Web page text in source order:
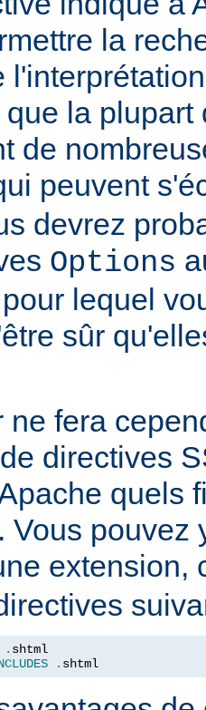
la
la
de
peuvent
devrez
Options
lequel
sûr
ne fera
directives
quels
Vous pouvez
extension,
. shtml
. shtml